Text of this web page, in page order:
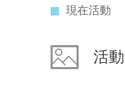
現在活動
活